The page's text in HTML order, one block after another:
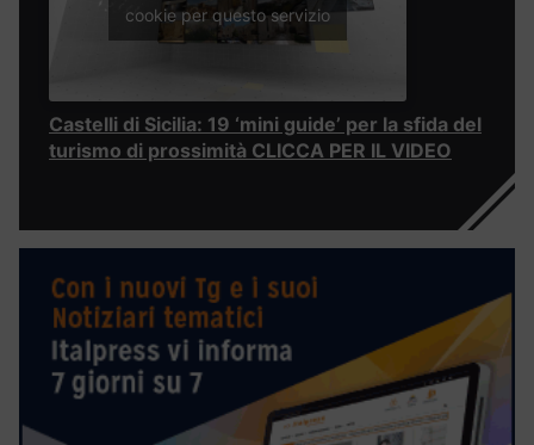
cookie per questo servizio
Castelli di Sicilia: 19 ‘mini guide’ per la sfida del
turismo di prossimità CLICCA PER IL VIDEO